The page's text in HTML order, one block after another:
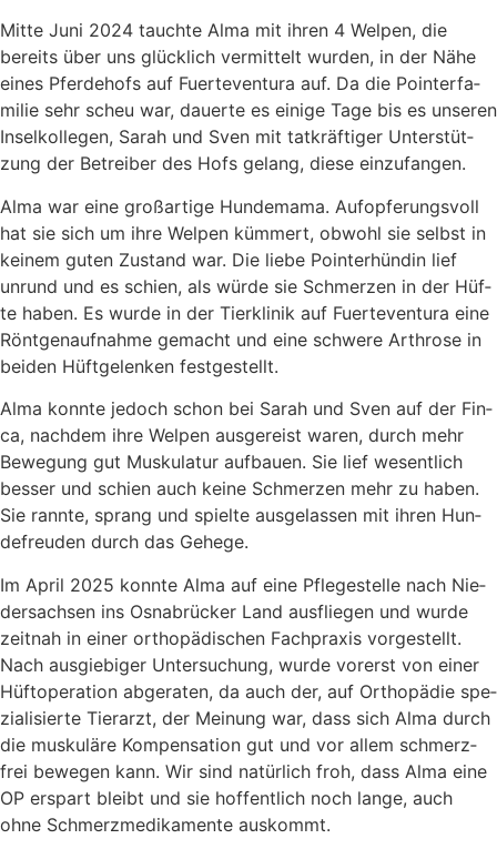
Mit­te Juni 2024 tauch­te Alma mit ihren 4 Wel­pen, die
bereits über uns glück­lich ver­mit­telt wur­den, in der Nähe
eines Pfer­de­hofs auf Fuer­te­ven­tura auf. Da die Poin­ter­fa­
mi­lie sehr scheu war, dau­er­te es eini­ge Tage bis es unse­ren
Insel­kol­le­gen, Sarah und Sven mit tat­kräf­ti­ger Unter­stüt­
zung der Betrei­ber des Hofs gelang, die­se ein­zu­fan­gen.
Alma war eine groß­ar­ti­ge Hun­de­ma­ma. Auf­op­fe­rungs­voll
hat sie sich um ihre Wel­pen küm­mert, obwohl sie selbst in
kei­nem guten Zustand war. Die lie­be Poin­ter­hün­din lief
unrund und es schien, als wür­de sie Schmer­zen in der Hüf­
te haben. Es wur­de in der Tier­kli­nik auf Fuer­te­ven­tura eine
Rönt­gen­auf­nah­me gemacht und eine schwe­re Arthro­se in
bei­den Hüft­ge­len­ken fest­ge­stellt.
Alma konn­te jedoch schon bei Sarah und Sven auf der Fin­
ca, nach­dem ihre Wel­pen aus­ge­reist waren, durch mehr
Bewe­gung gut Mus­ku­la­tur auf­bau­en. Sie lief wesent­lich
bes­ser und schien auch kei­ne Schmer­zen mehr zu haben.
Sie rann­te, sprang und spiel­te aus­ge­las­sen mit ihren Hun­
de­freu­den durch das Gehe­ge.
Im April 2025 konn­te Alma auf eine Pfle­ge­stel­le nach Nie­
der­sach­sen ins Osna­brü­cker Land aus­flie­gen und wur­de
zeit­nah in einer ortho­pä­di­schen Fach­pra­xis vor­ge­stellt.
Nach aus­gie­bi­ger Unter­su­chung, wur­de vor­erst von einer
Hüft­ope­ra­ti­on abge­ra­ten, da auch der, auf Ortho­pä­die spe­
zia­li­sier­te Tier­arzt, der Mei­nung war, dass sich Alma durch
die mus­ku­lä­re Kom­pen­sa­ti­on gut und vor allem schmerz­
frei bewe­gen kann. Wir sind natür­lich froh, dass Alma eine
OP erspart bleibt und sie hof­fent­lich noch lan­ge, auch
ohne Schmerz­me­di­ka­men­te aus­kommt.